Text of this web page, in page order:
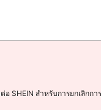
ะ เฟอร์นิเจอ
4 ชิ้นซูเปอ
SHEIN สำหรับการยกเลิกกา